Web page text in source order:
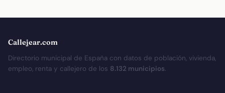
Callejear.com
Directorio municipal de España con datos de población, vivienda,
empleo, renta y callejero de los 8.132 municipios.